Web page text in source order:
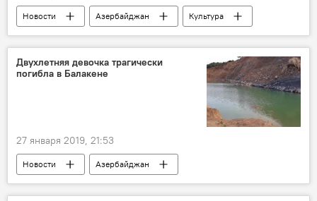
Новости Азербайджан
Культура
ЖИЗНЬ
За кулисами и в свете софитов
Двухлетняя девочка трагически
погибла в Балакене
27 января 2019, 21:53
Новости
Азербайджан
Происшествия
ЖИЗНЬ